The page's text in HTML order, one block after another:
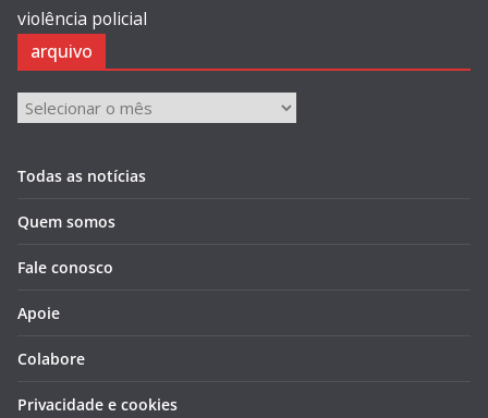
violência policial
arquivo
arquivo
Todas as notícias
Quem somos
Fale conosco
Apoie
Colabore
Privacidade e cookies